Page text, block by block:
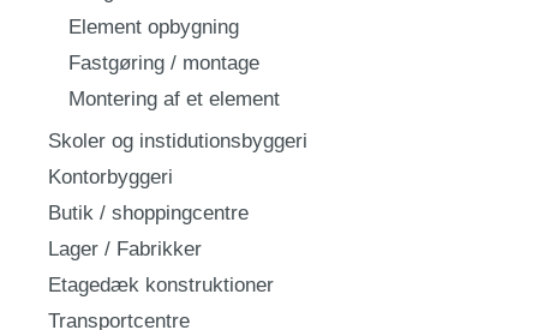
Element opbygning
Fastgøring / montage
Montering af et element
Skoler og instidutionsbyggeri
Kontorbyggeri
Butik / shoppingcentre
Lager / Fabrikker
Etagedæk konstruktioner
Transportcentre